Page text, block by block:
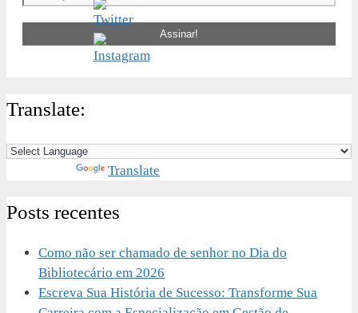
Translate:
Translate
Posts recentes
Como não ser chamado de senhor no Dia do
Bibliotecário em 2026
Escreva Sua História de Sucesso: Transforme Sua